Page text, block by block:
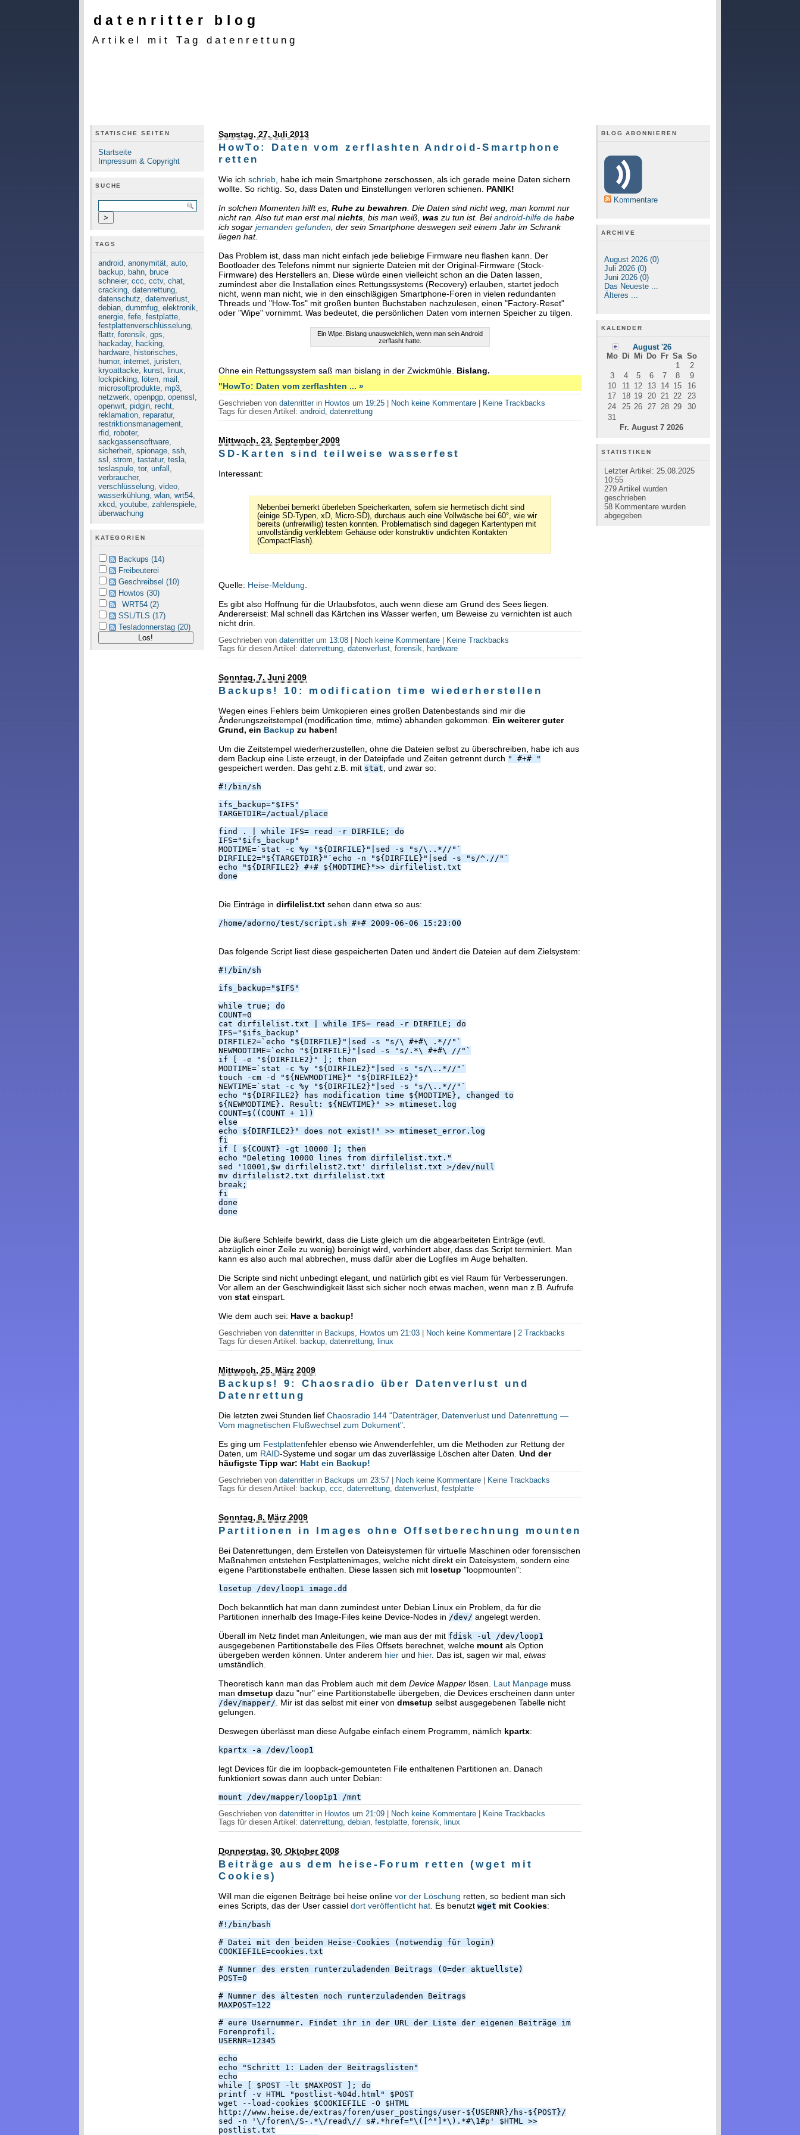
datenritter blog
Artikel mit Tag datenrettung
STATISCHE SEITEN
Startseite
Impressum & Copyright
SUCHE
TAGS
android, anonymität, auto,
backup, bahn, bruce
schneier, ccc, cctv, chat,
cracking, datenrettung,
datenschutz, datenverlust,
debian, dummfug, elektronik,
energie, fefe, festplatte,
festplattenverschlüsselung,
flattr, forensik, gps,
hackaday, hacking,
hardware, historisches,
humor, internet, juristen,
kryoattacke, kunst, linux,
lockpicking, löten, mail ,
microsoftprodukte, mp3,
netzwerk, openpgp, openssl ,
openwrt, pidgin, recht,
reklamation, reparatur,
restriktionsmanagement,
rfid, roboter,
sackgassensoftware,
sicherheit, spionage, ssh,
ssl , strom, tastatur, tesla,
teslaspule, tor, unfall ,
verbraucher,
verschlüsselung, video,
wasserkühlung, wlan, wrt54,
xkcd, youtube, zahlenspiele,
überwachung
KATEGORIEN
Backups (14)
Freibeuterei
Geschreibsel (10)
Howtos (30)
WRT54 (2)
SSL/TLS (17)
Tesladonnerstag (20)
Samstag, 27. Juli 2013
HowTo: Daten vom zerflashten Android-Smartphone
retten
Wie ichschrieb , habe ich mein Smartphone zerschossen, als ich gerade meine Daten sichern
wollte. So richtig. So, dass Daten und Einstellungen verloren schienen. PANIK!
In solchen Momenten hilft es,Ruhe zu bewahren . Die Daten sind nicht weg, man kommt nur
nicht ran. Also tut man erst malnichts , bis man weiß,was zu tun ist. Beiandroid-hilfe.de habe
ich sogarjemanden gefunden , der sein Smartphone deswegen seit einem Jahr im Schrank
liegen hat.
Das Problem ist, dass man nicht einfach jede beliebige Firmware neu flashen kann. Der
Bootloader des Telefons nimmt nur signierte Dateien mit der Original-Firmware (Stock-
Firmware) des Herstellers an. Diese würde einen vielleicht schon an die Daten lassen,
zumindest aber die Installation eines Rettungssystems (Recovery) erlauben, startet jedoch
nicht, wenn man nicht, wie in den einschlägigen Smartphone-Foren in vielen redundanten
Threads und "How-Tos" mit großen bunten Buchstaben nachzulesen, einen "Factory-Reset"
oder "Wipe" vornimmt. Was bedeutet, die persönlichen Daten vom internen Speicher zu tilgen.
Ein Wipe. Bislang unausweichlich, wenn man sein Android
zerflasht hatte.
Ohne ein Rettungssystem saß man bislang in der Zwickmühle. Bislang.
"HowTo: Daten vom zerflashten ... »
Geschrieben vondatenritterin Howtos um 19:25 Noch keine Kommentare
Keine Trackbacks
Tags für diesen Artikel:android,datenrettung
Mittwoch, 23. September 2009
SD-Karten sind teilweise wasserfest
Interessant:
Nebenbei bemerkt überleben Speicherkarten, sofern sie hermetisch dicht sind
(einige SD-Typen, xD, Micro-SD), durchaus auch eine Vollwäsche bei 60°, wie wir
bereits (unfreiwillig) testen konnten. Problematisch sind dagegen Kartentypen mit
unvollständig verklebtem Gehäuse oder konstruktiv undichten Kontakten
(CompactFlash).
Quelle: Heise-Meldung
Es gibt also Hoffnung für die Urlaubsfotos, auch wenn diese am Grund des Sees liegen.
Andererseist: Mal schnell das Kärtchen ins Wasser werfen, um Beweise zu vernichten ist auch
nicht drin.
Geschrieben vondatenritterum 13:08 Noch keine Kommentare
Keine Trackbacks
Tags für diesen Artikel:datenrettung ,datenverlust ,forensik hardware
Sonntag, 7. Juni 2009
Backups! 10: modification time wiederherstellen
Wegen eines Fehlers beim Umkopieren eines großen Datenbestands sind mir die
Änderungszeitstempel (modification time, mtime) abhanden gekommen. Ein weiterer guter
Grund, ein Backup zu haben!
Um die Zeitstempel wiederherzustellen, ohne die Dateien selbst zu überschreiben, habe ich aus
dem Backup eine Liste erzeugt, in der Dateipfade und Zeiten getrennt durch " #+# "
gespeichert werden. Das geht z.B. mit stat , und zwar so:
#!/bin/sh
ifs_backup="$IFS"
TARGETDIR=/actual/place
find . | while IFS= read -r DIRFILE; do
IFS="$ifs_backup"
MODTIME=`stat -c %y "${DIRFILE}"|sed -s "s/\..*//"`
DIRFILE2="${TARGETDIR}"`echo -n "${DIRFILE}"|sed -s "s/^.//"`
echo "${DIRFILE2} #+# ${MODTIME}">> dirfilelist.txt
done
Die Einträge indirfilelist.txt sehen dann etwa so aus:
/home/adorno/test/script.sh #+# 2009-06-06 15:23:00
Das folgende Script liest diese gespeicherten Daten und ändert die Dateien auf dem Zielsystem:
#!/bin/sh
ifs_backup="$IFS"
while true; do
COUNT=0
cat dirfilelist.txt | while IFS= read -r DIRFILE; do
IFS="$ifs_backup"
DIRFILE2=`echo "${DIRFILE}"|sed -s "s/\ #+#\ .*//"`
NEWMODTIME=`echo "${DIRFILE}"|sed -s "s/.*\ #+#\ //"`
if [ -e "${DIRFILE2}" ]; then
MODTIME=`stat -c %y "${DIRFILE2}"|sed -s "s/\..*//"`
touch -cm -d "${NEWMODTIME}" "${DIRFILE2}"
NEWTIME=`stat -c %y "${DIRFILE2}"|sed -s "s/\..*//"`
echo "${DIRFILE2} has modification time ${MODTIME}, changed to
${NEWMODTIME}. Result: ${NEWTIME}" >> mtimeset.log
COUNT=$((COUNT + 1))
else
echo ${DIRFILE2}" does not exist!" >> mtimeset_error.log
fi
if [ ${COUNT} -gt 10000 ]; then
echo "Deleting 10000 lines from dirfilelist.txt."
sed '10001,$w dirfilelist2.txt' dirfilelist.txt >/dev/null
mv dirfilelist2.txt dirfilelist.txt
break;
fi
done
done
Die äußere Schleife bewirkt, dass die Liste gleich um die abgearbeiteten Einträge (evtl.
abzüglich einer Zeile zu wenig) bereinigt wird, verhindert aber, dass das Script terminiert. Man
kann es also auch mal abbrechen, muss dafür aber die Logfiles im Auge behalten.
Die Scripte sind nicht unbedingt elegant, und natürlich gibt es viel Raum für Verbesserungen.
Vor allem an der Geschwindigkeit lässt sich sicher noch etwas machen, wenn man z.B. Aufrufe
vonstat einspart.
Wie dem auch sei: Have a backup!
Geschrieben vondatenritterin Backups, Howtos um21:03 Noch keine Kommentare |2 Trackbacks
Tags für diesen Artikel: backup,datenrettung, linux
Mittwoch, 25. März 2009
Backups! 9: Chaosradio über Datenverlust und
Datenrettung
Die letzten zwei Stunden liefChaosradio 144 "Datenträger, Datenverlust und Datenrettung —
Vom magnetischen Flußwechsel zum Dokument"
Es ging um Festplattenfehler ebenso wie Anwenderfehler, um die Methoden zur Rettung der
Daten, um RAID-Systeme und sogar um das zuverlässige Löschen alter Daten.Und der
häufigste Tipp war: Habt ein Backup!
Geschrieben vondatenritterin Backups um23:57 Noch keine Kommentare
Keine Trackbacks
Tags für diesen Artikel: backup,ccc,datenrettung,datenverlust,festplatte
Sonntag, 8. März 2009
Partitionen in Images ohne Offsetberechnung mounten
Bei Datenrettungen, dem Erstellen von Dateisystemen für virtuelle Maschinen oder forensischen
Maßnahmen entstehen Festplattenimages, welche nicht direkt ein Dateisystem, sondern eine
eigene Partitionstabelle enthalten. Diese lassen sich mit losetup "loopmounten":
losetup /dev/loop1 image.dd
Doch bekanntlich hat man dann zumindest unter Debian Linux ein Problem, da für die
Partitionen innerhalb des Image-Files keine Device-Nodes in /dev/ angelegt werden.
Überall im Netz findet man Anleitungen, wie man aus der mit fdisk -ul /dev/loop1
ausgegebenen Partitionstabelle des Files Offsets berechnet, welche mount als Option
übergeben werden können. Unter anderem hier und hier. Das ist, sagen wir mal,etwas
umständlich.
Theoretisch kann man das Problem auch mit demDevice Mapper lösen. Laut Manpage muss
mandmsetup dazu "nur" eine Partitionstabelle übergeben, die Devices erscheinen dann unter
/dev/mapper/ . Mir ist das selbst mit einer vondmsetup selbst ausgegebenen Tabelle nicht
gelungen.
Deswegen überlässt man diese Aufgabe einfach einem Programm, nämlich kpartx:
kpartx -a /dev/loop1
legt Devices für die im loopback-gemounteten File enthaltenen Partitionen an. Danach
funktioniert sowas dann auch unter Debian:
mount /dev/mapper/loop1p1 /mnt
Geschrieben vondatenritterin Howtos um21:09 Noch keine Kommentare
Keine Trackbacks
Tags für diesen Artikel:datenrettung,debian,festplatte,forensik, linux
Donnerstag, 30. Oktober 2008
Beiträge aus dem heise-Forum retten (wget mit
Cookies)
Will man die eigenen Beiträge bei heise onlinevor der Löschung retten, so bedient man sich
eines Scripts, das der User cassieldort veröffentlicht hat . Es benutztwget mit Cookies:
#!/bin/bash
# Datei mit den beiden Heise-Cookies (notwendig für login)
COOKIEFILE=cookies.txt
# Nummer des ersten runterzuladenden Beitrags (0=der aktuellste)
POST=0
# Nummer des ältesten noch runterzuladenden Beitrags
MAXPOST=122
# eure Usernummer. Findet ihr in der URL der Liste der eigenen Beiträge im
Forenprofil.
USERNR=12345
echo
echo "Schritt 1: Laden der Beitragslisten"
echo
while [ $POST -lt $MAXPOST ]; do
printf -v HTML "postlist-%04d.html" $POST
wget --load-cookies $COOKIEFILE -O $HTML
http://www.heise.de/extras/foren/user_postings/user-${USERNR}/hs-${POST}/
sed -n '\/foren\/S-.*\/read\// s#.*href="\([^"]*\).*#\1#p' $HTML >>
postlist.txt
BLOG ABONNIEREN
Kommentare
ARCHIVE
August 2026 (0)
Juli 2026 (0)
Juni 2026 (0)
Das Neueste ...
Älteres ...
KALENDER
August '26
Mo
Di Mi Do Fr Sa So
Fr. August 7 2026
1
2
3
4 5 6 7 8
9
10
11 12 13 14 15
16
17
18 19 20 21 22
23
24
25 26 27 28 29
30
31
STATISTIKEN
Letzter Artikel: 25.08.2025
10:55
279Artikel wurden
geschrieben
58Kommentare wurden
abgegeben